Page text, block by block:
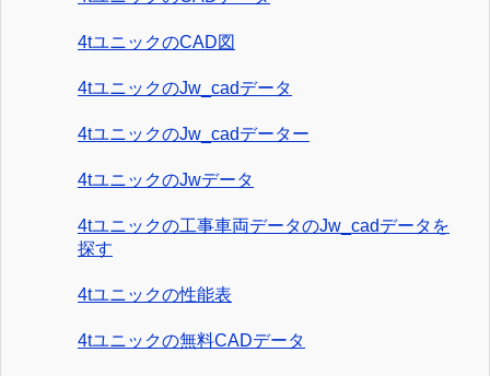
4tユニックのCAD図
4tユニックのJw_cadデータ
4tユニックのJw_cadデーター
4tユニックのJwデータ
4tユニックの工事車両データのJw_cadデータを
探す
4tユニックの性能表
4tユニックの無料CADデータ